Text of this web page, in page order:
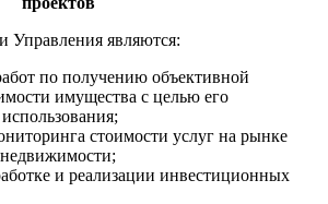
Управления являются:
по получению объективной
имущества с целью его
стоимости услуг на рынке
недвижимости;
и реализации инвестиционных